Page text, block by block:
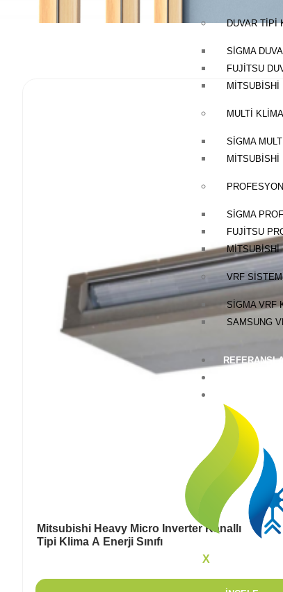
DUVAR TIPI
SIGMA
FUJITSU
MITSUBISHI
MULTI
SIGMA
MITSUBISHI
SIGMA
FUJITSU
MITSUBISHI
VRF
SIGMA VRF
SAMSUNG
X
Mitsubishi Heavy Micro Inverter Kanallı
Tipi Klima A Enerji Sınıfı